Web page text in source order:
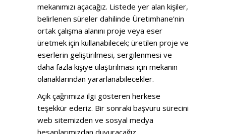
mekanımızı açacağız. Listede yer alan kişiler,
belirlenen süreler dahilinde Üretimhane’nin
ortak çalışma alanını proje veya eser
üretmek için kullanabilecek; üretilen proje ve
eserlerin geliştirilmesi, sergilenmesi ve
daha fazla kişiye ulaştırılması için mekanın
olanaklarından yararlanabilecekler.
Açık çağrımıza ilgi gösteren herkese
teşekkür ederiz. Bir sonraki başvuru sürecini
web sitemizden ve sosyal medya
hesaplarımızdan duyuracağız.